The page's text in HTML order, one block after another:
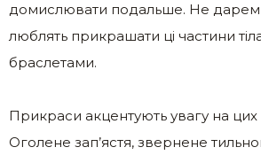
домислювати подальше. Не
люблять прикрашати ці частини
браслетами.
Прикраси акцентують увагу на цих
Оголене зап’ястя, звернене